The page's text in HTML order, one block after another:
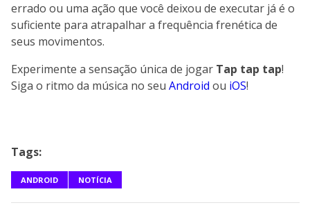
errado ou uma ação que você deixou de executar já é o
suficiente para atrapalhar a frequência frenética de
seus movimentos.
Experimente a sensação única de jogar Tap tap tap!
Siga o ritmo da música no seu Android ou iOS!
Tags:
ANDROID NOTÍCIA